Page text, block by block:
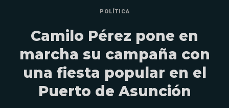
POLÍTICA
Camilo Pérez pone en
marcha su campaña con
una fiesta popular en el
Puerto de Asunción